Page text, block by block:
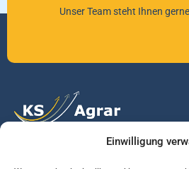
Einwilligung
Unser Team steht Ihnen
Vertrauen Sie auf unsere Expertise